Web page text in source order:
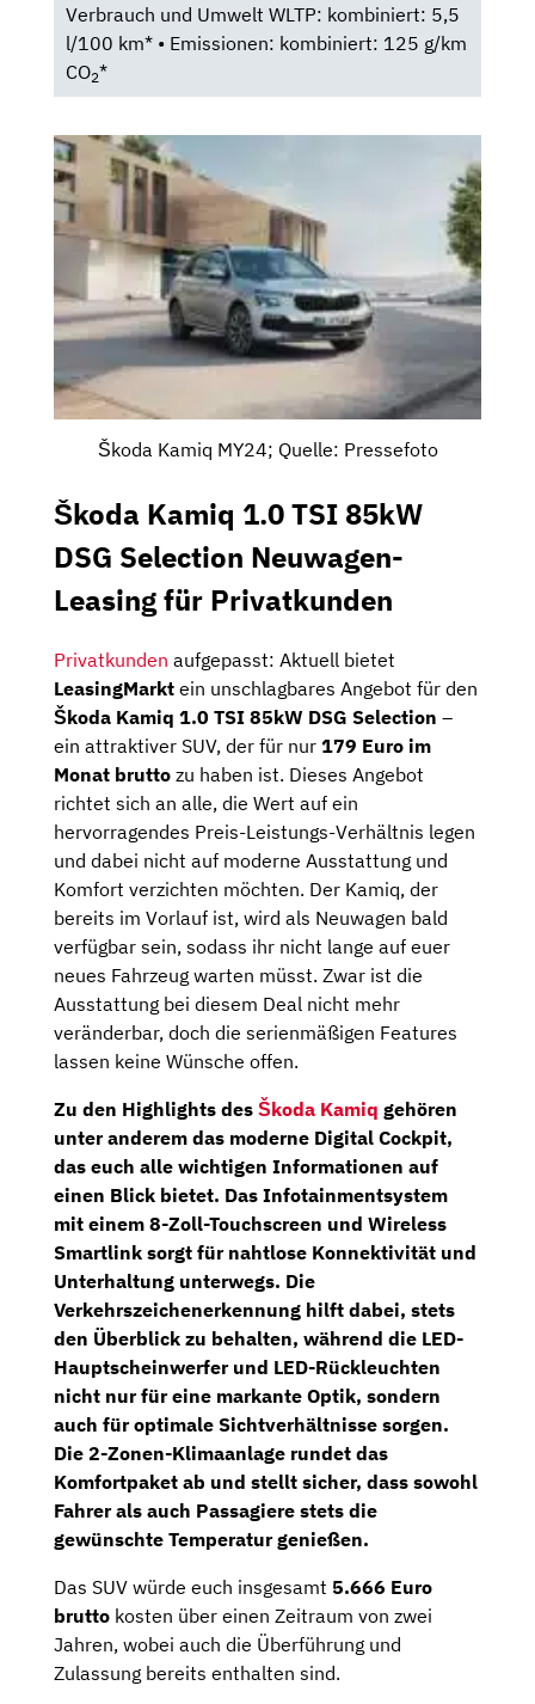
Verbrauch und Umwelt WLTP: kombiniert: 5,5
l/100 km* • Emissionen: kombiniert: 125 g/km
CO2*
Škoda Kamiq MY24; Quelle: Pressefoto
Škoda Kamiq 1.0 TSI 85kW
DSG Selection Neuwagen-
Leasing für Privatkunden
Privatkunden aufgepasst: Aktuell bietet
LeasingMarkt ein unschlagbares Angebot für den
Škoda Kamiq 1.0 TSI 85kW DSG Selection –
ein attraktiver SUV, der für nur 179 Euro im
Monat brutto zu haben ist. Dieses Angebot
richtet sich an alle, die Wert auf ein
hervorragendes Preis-Leistungs-Verhältnis legen
und dabei nicht auf moderne Ausstattung und
Komfort verzichten möchten. Der Kamiq, der
bereits im Vorlauf ist, wird als Neuwagen bald
verfügbar sein, sodass ihr nicht lange auf euer
neues Fahrzeug warten müsst. Zwar ist die
Ausstattung bei diesem Deal nicht mehr
veränderbar, doch die serienmäßigen Features
lassen keine Wünsche offen.
Zu den Highlights des Škoda Kamiq gehören
unter anderem das moderne Digital Cockpit,
das euch alle wichtigen Informationen auf
einen Blick bietet. Das Infotainmentsystem
mit einem 8-Zoll-Touchscreen und Wireless
Smartlink sorgt für nahtlose Konnektivität und
Unterhaltung unterwegs. Die
Verkehrszeichenerkennung hilft dabei, stets
den Überblick zu behalten, während die LED-
Hauptscheinwerferund LED-Rückleuchten
nicht nur für eine markante Optik, sondern
auch für optimale Sichtverhältnisse sorgen.
Die 2-Zonen-Klimaanlage rundet das
Komfortpaket ab und stellt sicher, dass sowohl
Fahrer als auch Passagiere stets die
gewünschte Temperatur genießen.
Das SUV würde euch insgesamt 5.666 Euro
brutto kosten über einen Zeitraum von zwei
Jahren, wobei auch die Überführung und
Zulassung bereits enthalten sind.